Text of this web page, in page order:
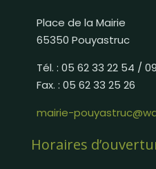
Place de la Mairie
65350 Pouyastruc
Tél. : 05 62 33 22 54 /
Fax. : 05 62 33 25 26
mairie-
Horaires